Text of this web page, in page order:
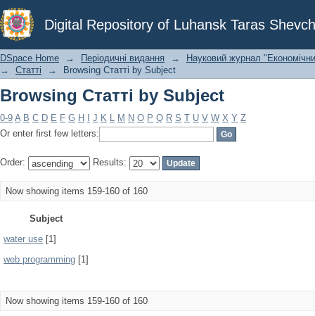
Digital Repository of Luhansk Taras
Browsing Статті by Subject
DSpace Home → Періодичні видання →
Науковий журнал
→
Статті → Browsing Статті by Subject
Browsing Статті by Subject
0-9 A B C D E F G H J K L M N O P Q R S T U V W X Y Z
Or enter first few letters:
Order: Results:
Now showing items 159-160 of 160
Subject
water use [1]
web programming [1]
Now showing items 159-160 of 160